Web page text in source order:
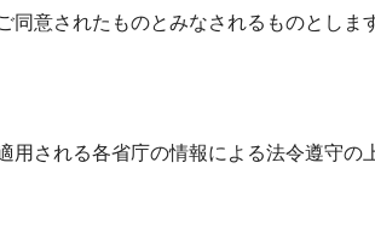
意されたものとみなされるものとしま
される各省庁の情報による法令遵守の